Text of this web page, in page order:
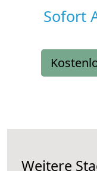
Sofort
Weitere